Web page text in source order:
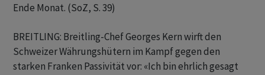
Ende Monat. (SoZ, S. 39)
BREITLING: Breitling-Chef Georges Kern wirft den
Schweizer Währungshütern im Kampf gegen den
starken Franken Passivität vor: «Ich bin ehrlich gesagt